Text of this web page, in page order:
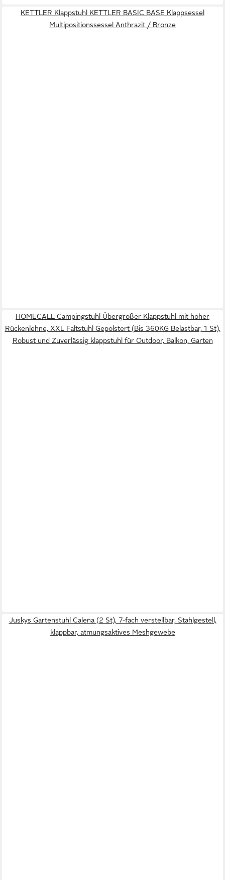
KETTLER Klappstuhl KETTLER BASIC BASE Klappsessel
Multipositionssessel Anthrazit / Bronze
HOMECALL Campingstuhl Übergroßer Klappstuhl mit hoher
Rückenlehne, XXL Faltstuhl Gepolstert (Bis 360KG Belastbar, 1 St),
Robust und Zuverlässig klappstuhl für Outdoor, Balkon, Garten
Juskys Gartenstuhl Calena (2 St), 7-fach verstellbar, Stahlgestell,
klappbar, atmungsaktives Meshgewebe